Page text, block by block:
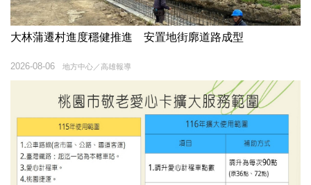
大林蒲遷村進度穩健推進 安置地街廓道路成型
地方中心／高雄報導
2026-08-06